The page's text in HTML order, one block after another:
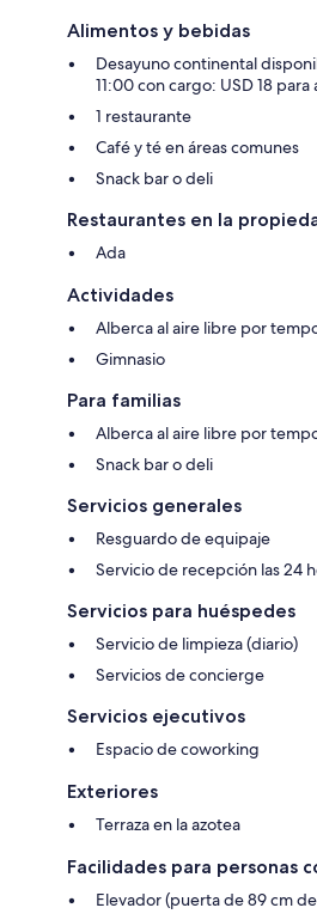
Alimentos y bebidas
Desayuno continental
11:00 con cargo: USD 18
1 restaurante
Café y té en áreas comunes
Snack bar o deli
Restaurantes en la
Ada
Actividades
Alberca al aire libre por
Gimnasio
Para familias
Alberca al aire libre por
Snack bar o deli
Servicios generales
Resguardo de equipaje
Servicio de recepción las 24
Servicios para huéspedes
Servicio de limpieza (diario)
Servicios de concierge
Servicios ejecutivos
Espacio de coworking
Exteriores
Terraza en la azotea
Facilidades para personas
Elevador (puerta de 89 cm